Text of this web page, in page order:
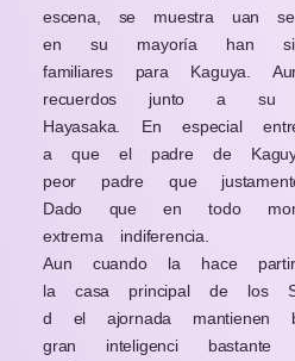
escena, se muestra uan
en su mayoría han
familiares para Kaguya.
recuerdos junto a su
Hayasaka. En especial
a que el padre de
peor padre que
Dado que en todo
extrema indiferencia.
Aun cuando la hace
la casa principal de los
d el ajornada mantienen
gran inteligenci